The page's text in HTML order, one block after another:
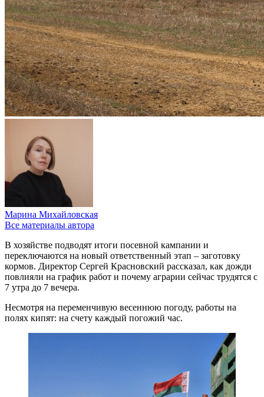
Марина Михайловская
Все материалы автора
В хозяйстве подводят итоги посевной кампании и
переключаются на новый ответственный этап – заготовку
кормов. Директор Сергей Красновский рассказал, как дожди
повлияли на график работ и почему аграрии сейчас трудятся с
7 утра до 7 вечера.
Несмотря на переменчивую весеннюю погоду, работы на
полях кипят: на счету каждый погожий час.